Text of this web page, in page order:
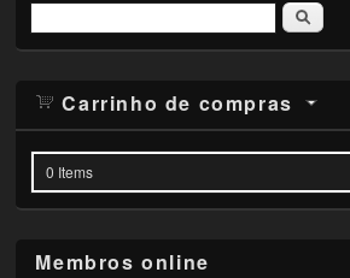
Pesquisar
Carrinho de compras
0 Items
Membros online